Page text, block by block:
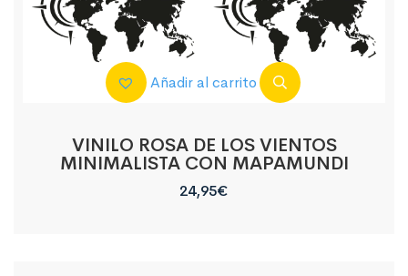
Añadir al carrito
VINILO ROSA DE LOS VIENTOS
MINIMALISTA CON MAPAMUNDI
24,95€